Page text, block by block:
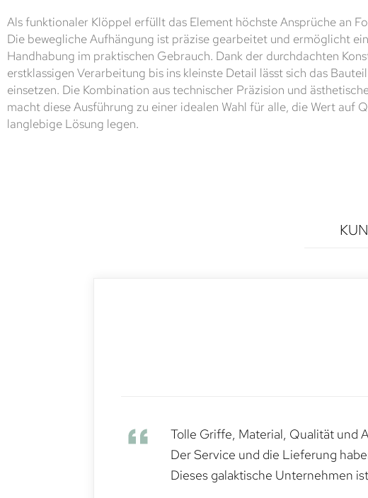
Als funktionaler Klöppel erfüllt das Element höchste Ansprüche an
Die bewegliche Aufhängung ist präzise gearbeitet und ermöglicht
Handhabung im praktischen Gebrauch. Dank der durchdachten
erstklassigen Verarbeitung bis ins kleinste Detail lässt sich das
einsetzen. Die Kombination aus technischer Präzision und
macht diese Ausführung zu einer idealen Wahl für alle, die Wert auf
langlebige Lösung legen.
Tolle Griffe, Material, Qualität und
Der Service und die Lieferung
Dieses galaktische Unternehmen